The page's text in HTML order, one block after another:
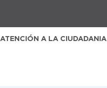
ATENCIÓN A LA CIUDADANIA